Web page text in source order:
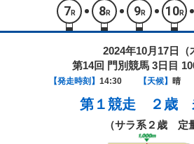
7 R 8R 9R 10R
2024年10月17日（
第14回 門別競馬 3日目
【発走時刻】 14:30 【天候】 晴
第１競走 ２歳
（サラ系２歳 定